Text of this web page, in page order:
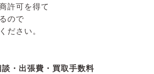
許可を得て
ので
ださい。
・出張費・買取手数料